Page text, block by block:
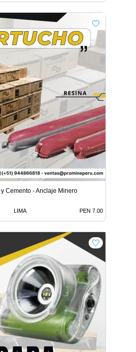
Cemento - Anclaje Minero
LIMA PEN 7.00